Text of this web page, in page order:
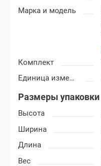
Марка и модель
Комплект
Единица измерения
Размеры упаковки
Высота
Ширина
Длина
Вес